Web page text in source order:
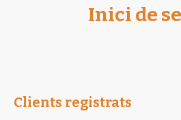
Inici de
Clients registrats